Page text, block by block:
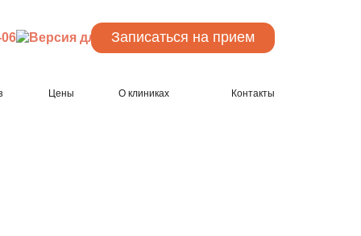
Записаться на прием
Цены О клиниках Контакты